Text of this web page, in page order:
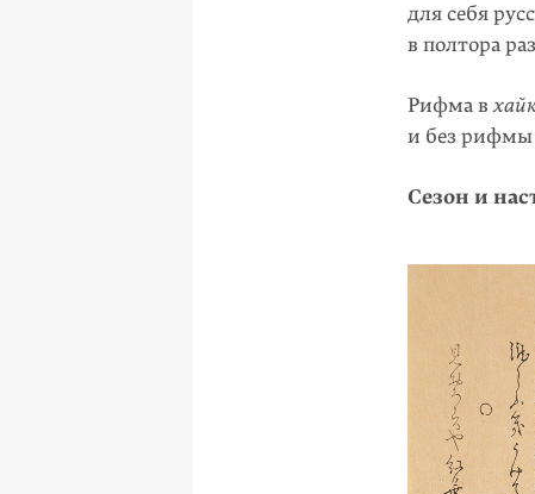
для себя
в полтора
Рифма в
и без рифмы
Сезон и